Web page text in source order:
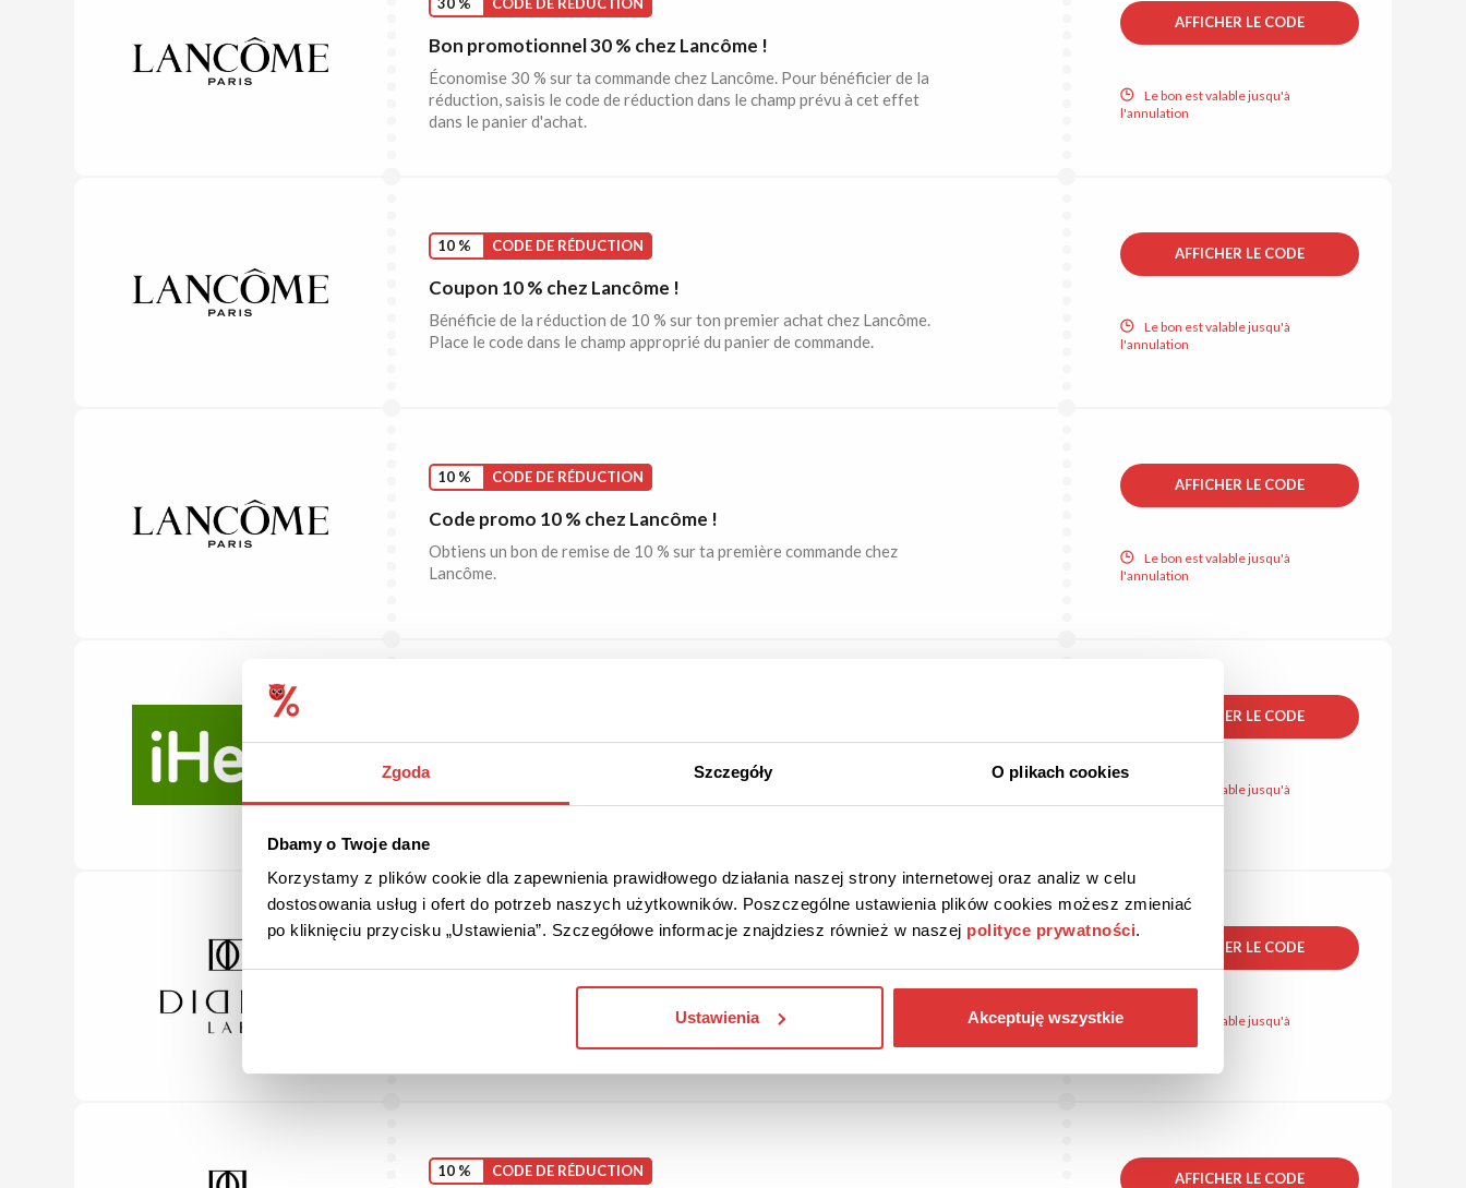
Zgoda Szczegóły O plikach cookies
Dbamy o Twoje dane
Korzystamy z plików cookie dla zapewnienia prawidłowego działania naszej strony internetowej oraz analiz w celu
dostosowania usług i ofert do potrzeb naszych użytkowników. Poszczególne ustawienia plików cookies możesz zmieniać
po kliknięciu przycisku „Ustawienia”. Szczegółowe informacje znajdziesz również w naszej polityce prywatności.
Ustawienia Akceptuję wszystkie
Bon promotionnel 30 % chez Lancôme !
Économise 30 % sur ta commande chez Lancôme. Pour bénéficier de la
réduction, saisis le code de réduction dans le champ prévu à cet effet
dans le panier d'achat.
AFFICHER LE CODE
Le bon est valable jusqu'à
l'annulation
10 % CODE DE RÉDUCTION
Coupon 10 % chez Lancôme !
Bénéficie de la réduction de 10 % sur ton premier achat chez Lancôme.
Place le code dans le champ approprié du panier de commande.
AFFICHER LE CODE
Le bon est valable jusqu'à
l'annulation
10 % CODE DE RÉDUCTION
Code promo 10 % chez Lancôme !
Obtiens un bon de remise de 10 % sur ta première commande chez
Lancôme.
AFFICHER LE CODE
Le bon est valable jusqu'à
l'annulation
Bon rabais 20 % chez iHerb !
Économise 20 % sur ta première commande chez iHerb. Colle le code
dans le panier de commande.
AFFICHER LE CODE
Le bon est valable jusqu'à
l'annulation
10 % CODE DE RÉDUCTION
Code promo 10 % chez Didier Lab !
Profite de 10 % de réduction sur ton premier achat chez Didier Lab.
AFFICHER LE CODE
Le bon est valable jusqu'à
10 % CODE DE RÉDUCTION AFFICHER LE CODE